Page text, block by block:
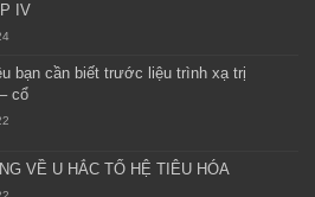
IV
bạn cần biết trước liệu trình xạ trị
cổ
VỀ U HẮC TỐ HỆ TIÊU HÓA